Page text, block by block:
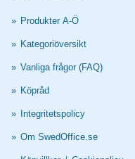
» Produkter A-Ö
» Kategoriöversikt
» Vanliga frågor (FAQ)
» Köpråd
» Integritetspolicy
» Om SwedOffice.se